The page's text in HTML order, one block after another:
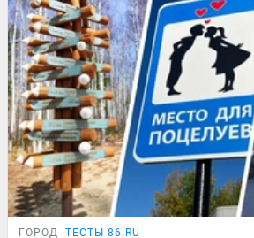
ГОРОД ТЕСТЫ 86.RU